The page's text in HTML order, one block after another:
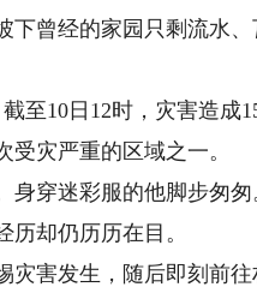
曾经的家园只剩流水、
10日12时，灾害造成
灾严重的区域之一。
穿迷彩服的他脚步匆匆
却仍历历在目。
害发生，随后即刻前往